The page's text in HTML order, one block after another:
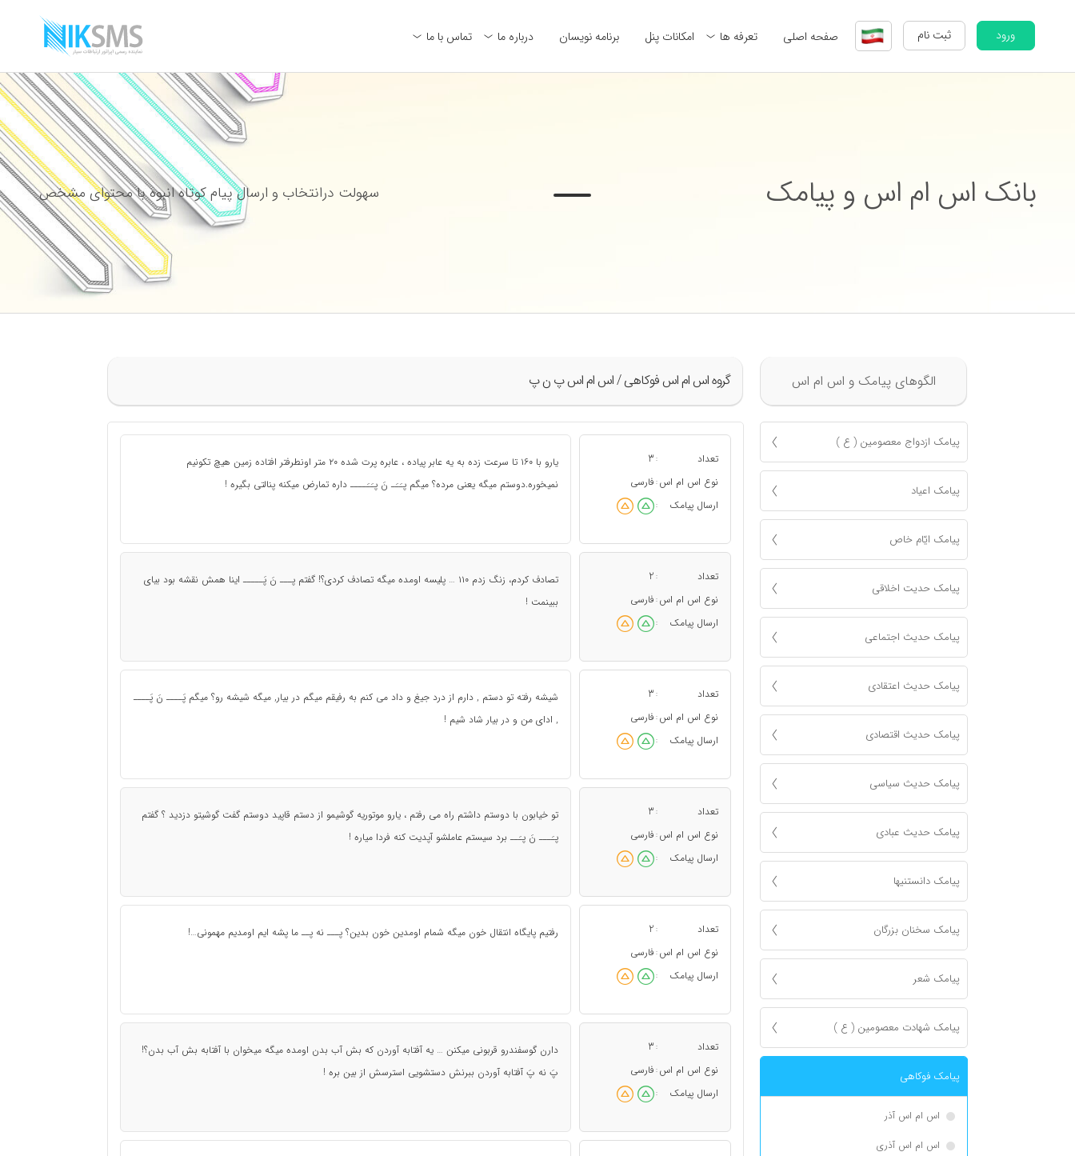
ورود ثبت نام صفحه اصلی تعرفه ها امکانات پنل برنامه نویسان درباره ما تماس با ما
بانک اس ام اس و پیامک سهولت درانتخاب و ارسال پیام کوتاه انبوه با محتوای مشخص
الگوهای پیامک و اس ام اس
پیامک ازدواج معصومين ( ع )
پیامک اعياد
پیامک ايّام خاص
پیامک حدیت اخلاقی
پیامک حدیث اجتماعی
پیامک حدیث اعتقادی
پیامک حدیث اقتصادی
پیامک حدیث سیاسی
پیامک حدیث عبادی
پیامک دانستنیها
پیامک سخنان بزرگان
پیامک شعر
پیامک شهادت معصومين ( ع )
پیامک فوکاهی
اس ام اس آذر
اس ام اس آذری
گروه اس ام اس فوکاهی / اس ام اس پ ن پ
تعداد :
3
نوع اس ام اس : فارسی
ارسال پیامک
:
یارو با ۱۶۰ تا سرعت زده به یه عابر پیاده ، عابره پرت شده ۲۰ متر اونطرفتر افتاده زمین هیچ تکونیم
نمیخوره.دوستم میگه یعنی مرده؟ میگم پـَـَـ نَ پـَـَــــ داره تمارض میکنه پنالتی بگیره !
تعداد :
2
نوع اس ام اس : فارسی
ارسال پیامک
:
تصادف کردم، زنگ زدم ۱۱۰ … پلیسه اومده میگه تصادف کردی؟! گفتم پـــ نَ پَـــــ اینا همش نقشه بود بیای
ببینمت !
تعداد :
3
نوع اس ام اس : فارسی
ارسال پیامک
:
شیشه رفته تو دستم , دارم از درد جیغ و داد می کنم به رفیقم میگم در بیار, میگه شیشه رو؟ میگم پَــــ نَ پَــــ
, ادای من و در بیار شاد شیم !
تعداد :
3
نوع اس ام اس : فارسی
ارسال پیامک
:
تو خیابون با دوستم داشتم راه می رفتم ، یارو موتوریه گوشیمو از دستم قاپید دوستم گفت گوشیتو دزدید ؟ گفتم
پـَـــ نَ پـَــ برد سیستم عاملشو آپدیت کنه فردا میاره !
تعداد :
2
نوع اس ام اس : فارسی
ارسال پیامک
:
رفتیم پایگاه انتقال خون میگه شمام اومدین خون بدین؟ پـــ نه پــ ما پشه ایم اومدیم مهمونی…!
تعداد :
3
نوع اس ام اس : فارسی
ارسال پیامک
:
دارن گوسفندرو قربونی میکنن … یه آفتابه آوردن که بش آب بدن اومده میگه میخوان با آفتابه بش آب بدن؟!
پَ نه پَ آفتابه آوردن ببرنش دستشویی استرسش از بین بره !